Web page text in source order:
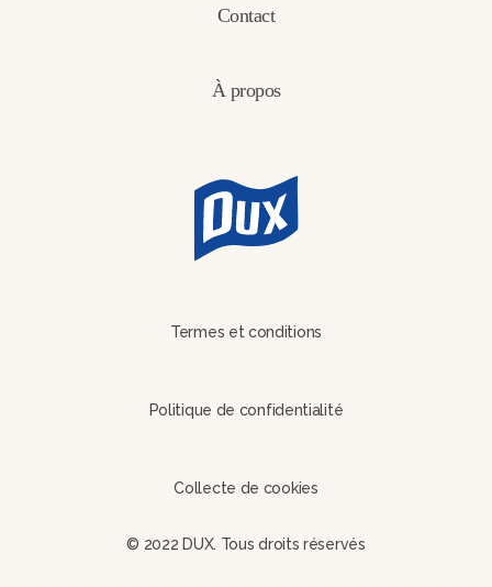
Contact
À propos
Termes et conditions
Politique de confidentialité
Collecte de cookies
© 2022 DUX. Tous droits réservés